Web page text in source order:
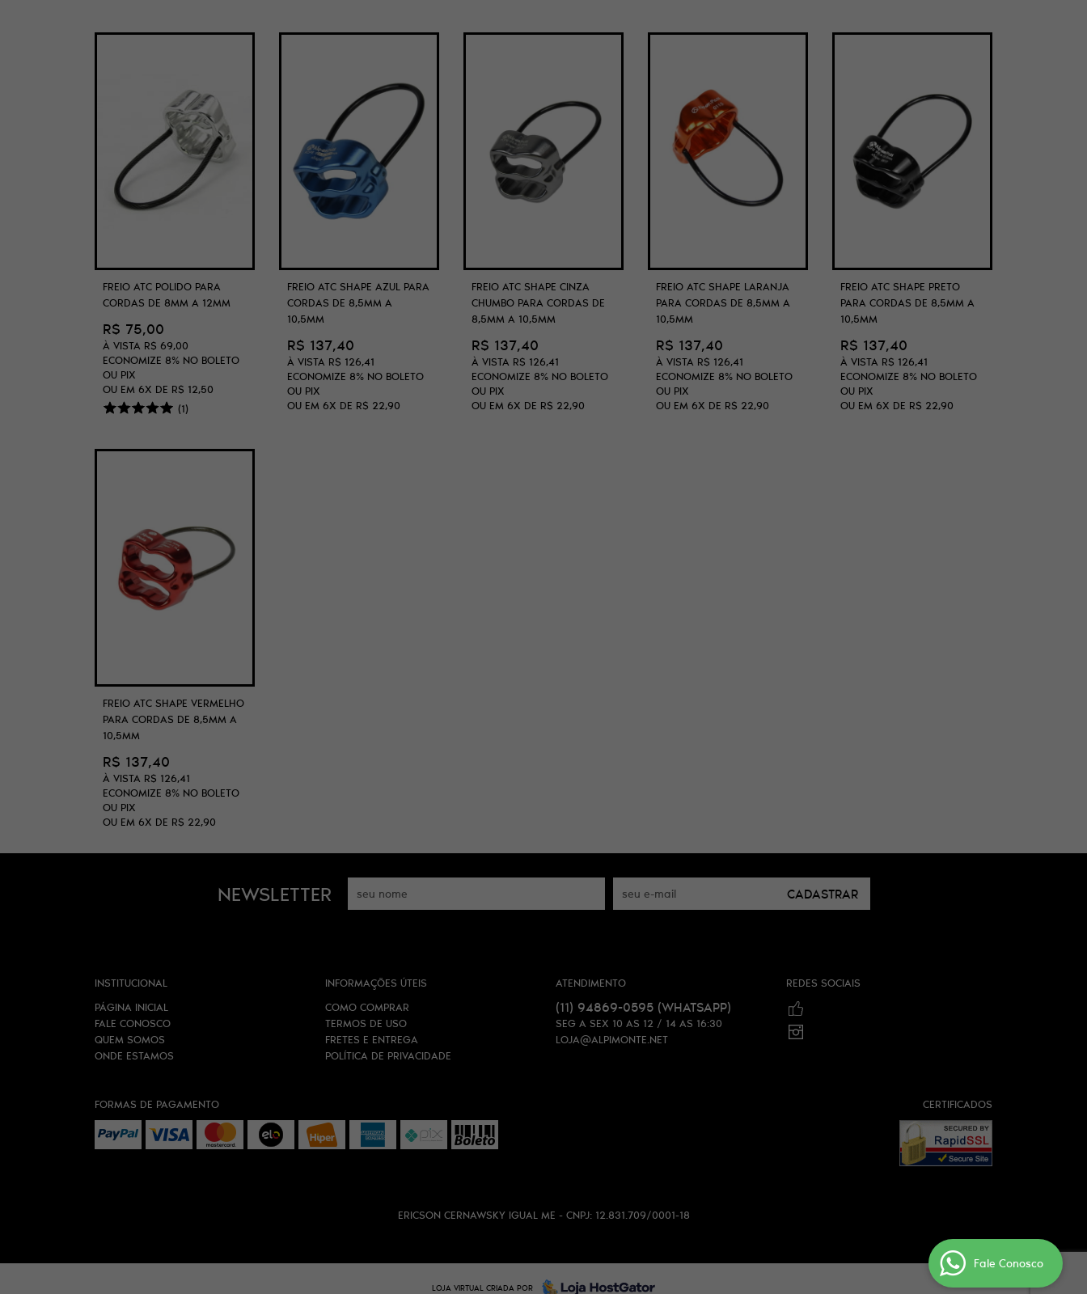
FREIO ATC POLIDO PARA
CORDAS DE 8MM A 12MM
R$ 75,00
À VISTA R$ 69,00
ECONOMIZE 8% NO BOLETO
OU PIX
OU EM 6X DE R$ 12,50
(1)
FREIO ATC SHAPE AZUL PARA
CORDAS DE 8,5MM A
10,5MM
R$ 137,40
À VISTA R$ 126,41
ECONOMIZE 8% NO BOLETO
OU PIX
OU EM 6X DE R$ 22,90
FREIO ATC SHAPE CINZA
CHUMBO PARA CORDAS DE
8,5MM A 10,5MM
R$ 137,40
À VISTA R$ 126,41
ECONOMIZE 8% NO BOLETO
OU PIX
OU EM 6X DE R$ 22,90
FREIO ATC SHAPE LARANJA
PARA CORDAS DE 8,5MM A
10,5MM
R$ 137,40
À VISTA R$ 126,41
ECONOMIZE 8% NO BOLETO
OU PIX
OU EM 6X DE R$ 22,90
FREIO ATC SHAPE PRETO
PARA CORDAS DE 8,5MM A
10,5MM
R$ 137,40
À VISTA R$ 126,41
ECONOMIZE 8% NO BOLETO
OU PIX
OU EM 6X DE R$ 22,90
FREIO ATC SHAPE VERMELHO
PARA CORDAS DE 8,5MM A
10,5MM
R$ 137,40
À VISTA R$ 126,41
ECONOMIZE 8% NO BOLETO
OU PIX
OU EM 6X DE R$ 22,90
NEWSLETTER CADASTRAR
INSTITUCIONAL
PÁGINA INICIAL
FALE CONOSCO
QUEM SOMOS
ONDE ESTAMOS
INFORMAÇÕES ÚTEIS
COMO COMPRAR
TERMOS DE USO
FRETES E ENTREGA
POLÍTICA DE PRIVACIDADE
ATENDIMENTO
(11) 94869-0595 (WHATSAPP)
SEG A SEX 10 AS 12 / 14 AS 16:30
LOJA@ALPIMONTE.NET
REDES SOCIAIS
FORMAS DE PAGAMENTO CERTIFICADOS
ERICSON CERNAWSKY IGUAL ME - CNPJ: 12.831.709/0001-18
LOJA VIRTUAL CRIADA POR
Fale Conosco